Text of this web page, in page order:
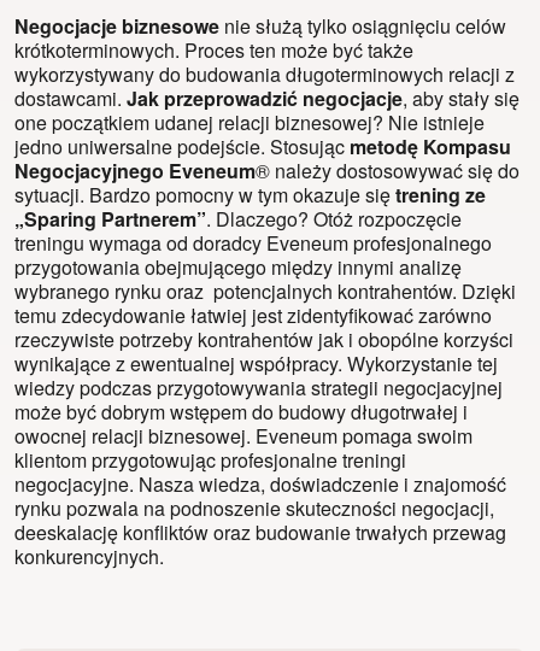
Negocjacje biznesowe nie służą tylko osiągnięciu celów
krótkoterminowych. Proces ten może być także
wykorzystywany do budowania długoterminowych relacji z
dostawcami. Jak przeprowadzić negocjacje, aby stały się
one początkiem udanej relacji biznesowej? Nie istnieje
jedno uniwersalne podejście. Stosując metodę Kompasu
Negocjacyjnego Eveneum® należy dostosowywać się do
sytuacji. Bardzo pomocny w tym okazuje siętrening ze
„Sparing Partnerem”. Dlaczego? Otóż rozpoczęcie
treningu wymaga od doradcy Eveneum profesjonalnego
przygotowania obejmującego między innymi analizę
wybranego rynku oraz potencjalnych kontrahentów. Dzięki
temu zdecydowanie łatwiej jest zidentyfikować zarówno
rzeczywiste potrzeby kontrahentów jak i obopólne korzyści
wynikające z ewentualnej współpracy. Wykorzystanie tej
wiedzy podczas przygotowywania strategii negocjacyjnej
może być dobrym wstępem do budowy długotrwałej i
owocnej relacji biznesowej. Eveneum pomaga swoim
klientom przygotowując profesjonalne treningi
negocjacyjne. Nasza wiedza, doświadczenie i znajomość
rynku pozwala na podnoszenie skuteczności negocjacji,
deeskalację konfliktów oraz budowanie trwałych przewag
konkurencyjnych.